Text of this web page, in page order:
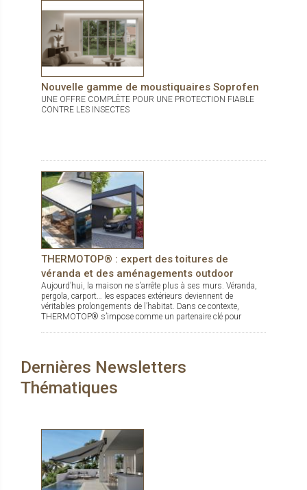
Nouvelle gamme de moustiquaires Soprofen
UNE OFFRE COMPLÈTE POUR UNE PROTECTION FIABLE
CONTRE LES INSECTES
THERMOTOP® : expert des toitures de
véranda et des aménagements outdoor
Aujourd’hui, la maison ne s’arrête plus à ses murs. Véranda,
pergola, carport… les espaces extérieurs deviennent de
véritables prolongements de l’habitat. Dans ce contexte,
THERMOTOP® s’impose comme un partenaire clé pour
Dernières Newsletters
Thématiques